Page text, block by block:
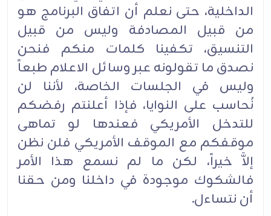
الداخلية، حتى نعلم أن اتفاق البرنامج هو
من قبيل المصادفة وليس من قبيل
التنسيق، تكفينا كلمات منكم فنحن
نصدق ما تقولونه عبر وسائل الاعلام طبعاً
وليس في الجلسات الخاصة، لأننا لن
نُحاسب على النوايا، فإذا أعلنتم رفضكم
للتدخل الأمريكي فعندها لو تماهى
موقفكم مع الموقف الأمريكي فلن نظن
إلاَّ خيراً، لكن ما لم نسمع هذا الأمر
فالشكوك موجودة في داخلنا ومن حقنا
أن نتساءل.‏